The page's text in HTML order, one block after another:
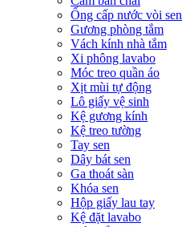
Ống cấp nước vòi sen
Gương phòng tắm
Vách kính nhà tắm
Xi phông lavabo
Móc treo quần áo
Xịt mùi tự động
Lô giấy vệ sinh
Kệ gương kính
Kệ treo tường
Tay sen
Dây bát sen
Ga thoát sàn
Khóa sen
Hộp giấy lau tay
Kệ đặt lavabo